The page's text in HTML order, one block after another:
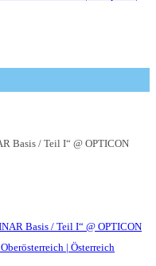
Basis / Teil I“ @ OPTICON